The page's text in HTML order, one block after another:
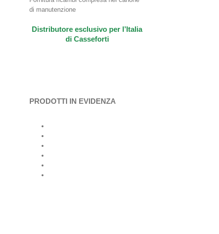
di manutenzione
Distributore esclusivo per l’Italia
di Casseforti
PRODOTTI IN EVIDENZA